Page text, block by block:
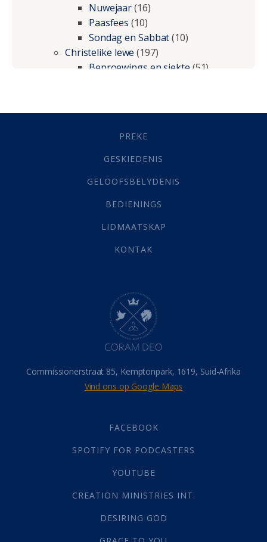
Nuwejaar(16)
Paasfees (10)
Sondag en Sabbat(10)
Christelike lewe (197)
Beproewings en siekte(51)
Geestelike Groei(10)
(21)
Grys Areas(4)
Lewensdoel(3)
Selfondersoek(1)
Werk(22)
(142)
Hemel (31)
Israel (14)
Millennium(1)
Oordeelsdag(19)
Verheerlikte liggaam
Wederkoms
(27)
Gebed(87)
Die Onse Vader(12)
God(392)
Afgode(23)
Almag(1)
Alomteenwoordig
PREKE
GESKIEDENIS
GELOOFSBELYDENIS
BEDIENINGS
LIDMAATSKAP
KONTAK
Commissionerstraat 85, Kemptonpark, 1619, Suid-Afrika
Vind ons op Google Maps
FACEBOOK
SPOTIFY FOR PODCASTERS
YOUTUBE
CREATION MINISTRIES INT.
DESIRING GOD